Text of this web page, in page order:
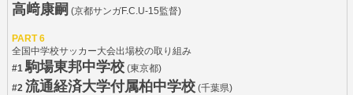
高﨑康嗣 (京都サンガF.C.U-15監督)
PART 6
全国中学校サッカー大会出場校の取り組み
#1駒場東邦中学校(東京都)
#2 流通経済大学付属柏中学校(千葉県)